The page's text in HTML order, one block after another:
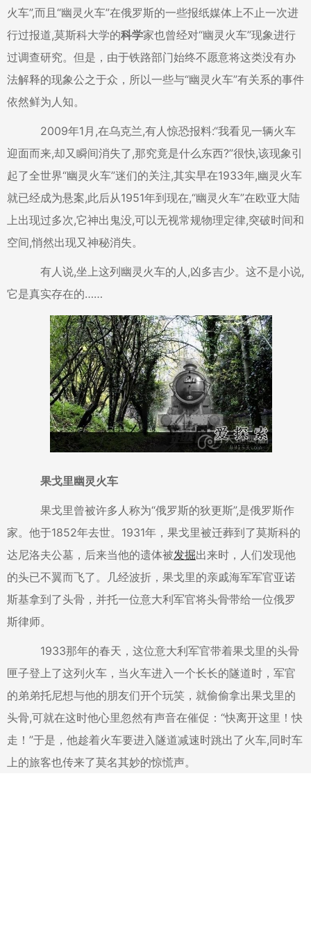
火车”,而且“幽灵火车”在俄罗斯的一些报纸媒体上不止一次进
行过报道,莫斯科大学的科学家也曾经对“幽灵火车”现象进行
过调查研究。但是，由于铁路部门始终不愿意将这类没有办
法解释的现象公之于众，所以一些与“幽灵火车”有关系的事件
依然鲜为人知。
2009年1月,在乌克兰,有人惊恐报料:“我看见一辆火车
迎面而来,却又瞬间消失了,那究竟是什么东西?”很快,该现象引
起了全世界“幽灵火车”迷们的关注,其实早在1933年,幽灵火车
就已经成为悬案,此后从1951年到现在,“幽灵火车”在欧亚大陆
上出现过多次,它神出鬼没,可以无视常规物理定律,突破时间和
空间,悄然出现又神秘消失。
有人说,坐上这列幽灵火车的人,凶多吉少。这不是小说,
它是真实存在的……
果戈里幽灵火车
果戈里曾被许多人称为“俄罗斯的狄更斯”,是俄罗斯作
家。他于1852年去世。1931年，果戈里被迁葬到了莫斯科的
达尼洛夫公墓，后来当他的遗体被发掘出来时，人们发现他
的头已不翼而飞了。几经波折，果戈里的亲戚海军军官亚诺
斯基拿到了头骨，并托一位意大利军官将头骨带给一位俄罗
斯律师。
1933那年的春天，这位意大利军官带着果戈里的头骨
匣子登上了这列火车，当火车进入一个长长的隧道时，军官
的弟弟托尼想与他的朋友们开个玩笑，就偷偷拿出果戈里的
头骨,可就在这时他心里忽然有声音在催促：“快离开这里！快
走！”于是，他趁着火车要进入隧道减速时跳出了火车,同时车
上的旅客也传来了莫名其妙的惊慌声。